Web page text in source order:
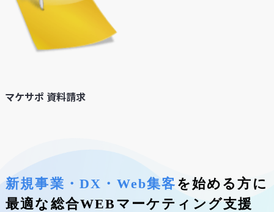
マケサポ 資料請求
新規事業・DX・Web集客 を始める方に
最適な総合WEBマーケティング支援